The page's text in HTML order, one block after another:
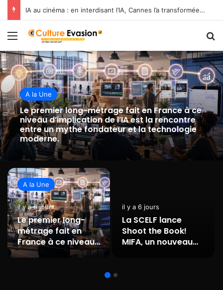
IA au cinéma : en interdisant l’IA, Cannes l’a transformée en label de luxe
Menu
A la Une
Le premier long-métrage fait en France à ce
niveau d’implication de l’IA est la rencontre
entre un mythe fondateur et la technologie
moderne.
A la Une
il y a 6 jours
Le premier long-
métrage fait en
France à ce niveau
d’implication de l’IA
il y a 6 jours
La SCELF lance
Shoot the Book!
MIFA, un nouveau